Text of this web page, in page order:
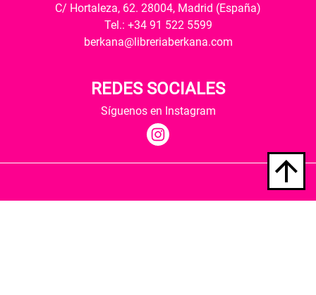
C/ Hortaleza, 62. 28004, Madrid (España)
Tel.: +34 91 522 5599
berkana@libreriaberkana.com
REDES SOCIALES
Síguenos en Instagram